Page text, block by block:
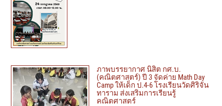
ภาพบรรยากาศ นิสิต กศ.บ.
(คณิตศาสตร์) ปี 3 จัดค่าย Math Day
Camp ให้เด็ก ป.4-6 โรงเรียนวัดศิริจัน
ทาราม ส่งเสริมการเรียนรู้
คณิตศาสตร์